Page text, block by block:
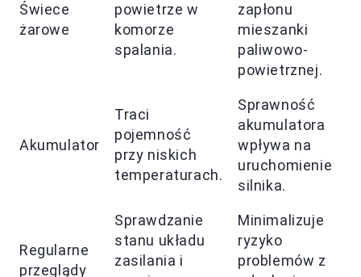
Świece
żarowe
powietrze w
komorze
spalania.
zapłonu
mieszanki
paliwowo-
powietrznej.
Akumulator
Traci
pojemność
przy niskich
temperaturach.
Sprawność
akumulatora
wpływa na
uruchomienie
silnika.
Regularne
przeglądy
Sprawdzanie
stanu układu
zasilania i
Minimalizuje
ryzyko
problemów z